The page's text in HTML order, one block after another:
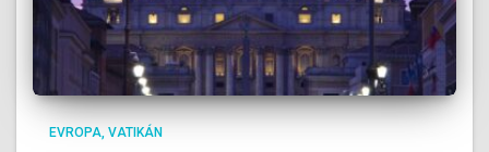
EVROPA VATIKÁN